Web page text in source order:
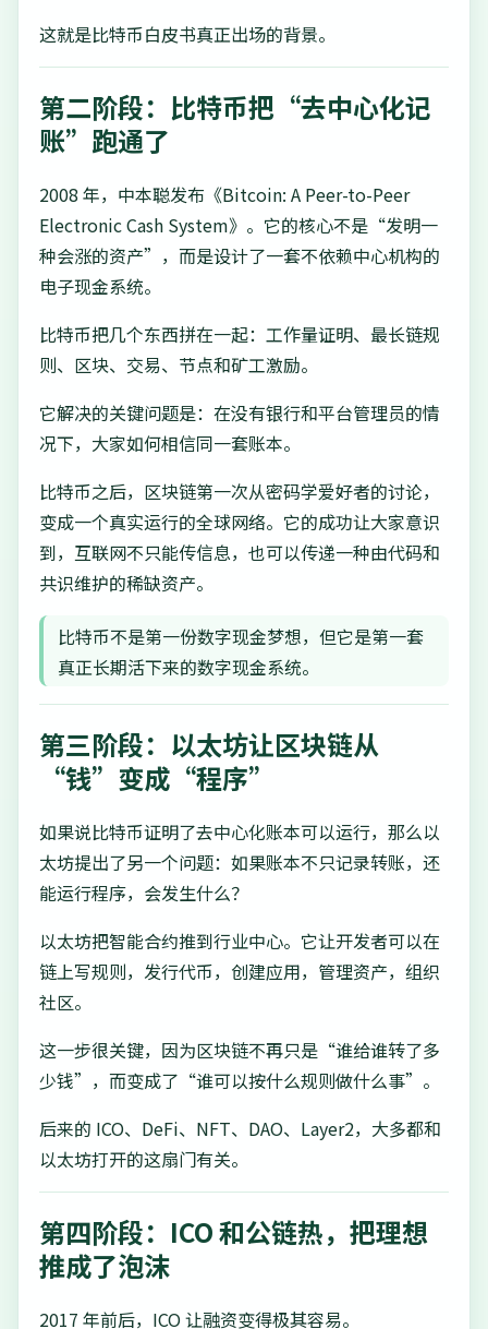
这就是比特币白皮书真正出场的背景。
第二阶段：比特币把“去中心化记
账”跑通了
2008 年，中本聪发布《Bitcoin: A Peer-to-Peer
Electronic Cash System》。它的核心不是“发明一
种会涨的资产”，而是设计了一套不依赖中心机构的
电子现金系统。
比特币把几个东西拼在一起：工作量证明、最长链规
则、区块、交易、节点和矿工激励。
它解决的关键问题是：在没有银行和平台管理员的情
况下，大家如何相信同一套账本。
比特币之后，区块链第一次从密码学爱好者的讨论，
变成一个真实运行的全球网络。它的成功让大家意识
到，互联网不只能传信息，也可以传递一种由代码和
共识维护的稀缺资产。
比特币不是第一份数字现金梦想，但它是第一套
真正长期活下来的数字现金系统。
第三阶段：以太坊让区块链从
“钱”变成“程序”
如果说比特币证明了去中心化账本可以运行，那么以
太坊提出了另一个问题：如果账本不只记录转账，还
能运行程序，会发生什么？
以太坊把智能合约推到行业中心。它让开发者可以在
链上写规则，发行代币，创建应用，管理资产，组织
社区。
这一步很关键，因为区块链不再只是“谁给谁转了多
少钱”，而变成了“谁可以按什么规则做什么事”。
后来的 ICO、DeFi、NFT、DAO、Layer2，大多都和
以太坊打开的这扇门有关。
第四阶段：ICO 和公链热，把理想
推成了泡沫
2017 年前后，ICO 让融资变得极其容易。